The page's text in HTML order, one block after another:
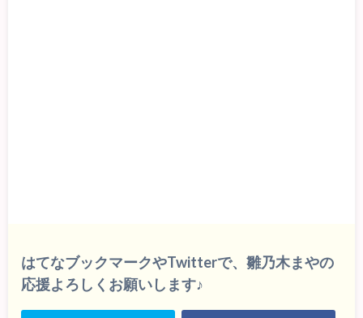
はてなブックマークやTwitterで、雛乃木まやの
応援よろしくお願いします♪